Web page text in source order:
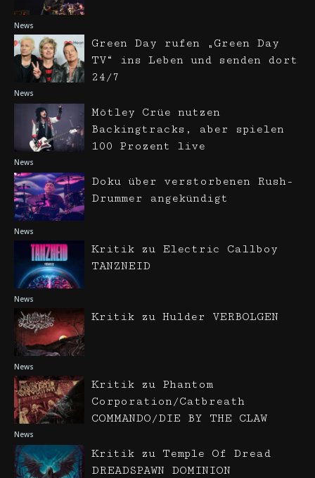
News
News
Green Day rufen „Green Day
TV“ ins Leben und senden dort
24/7
News
Mötley Crüe nutzen
Backingtracks, aber spielen
100 Prozent live
News
Doku über verstorbenen Rush-
Drummer angekündigt
News
Kritik zu Electric Callboy
TANZNEID
News
Kritik zu Hulder VERBOLGEN
News
Kritik zu Phantom
Corporation/Catbreath
COMMANDO/DIE BY THE CLAW
Kritik zu Temple Of Dread
DREADSPAWN DOMINION